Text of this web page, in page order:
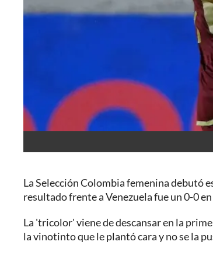
La Selección Colombia femenina debutó
resultado frente a Venezuela fue un 0-0
La 'tricolor' viene de descansar en la
la vinotinto que le plantó cara y no se la